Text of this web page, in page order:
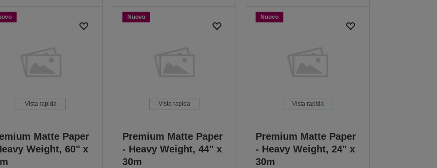
Vista rapida
Matte Paper
Weight, 60" x
Nuovo
Vista rapida
Premium Matte Paper
- Heavy Weight, 44" x
30m
Nuovo
Vista rapida
Premium Matte Paper
- Heavy Weight, 24" x
30m